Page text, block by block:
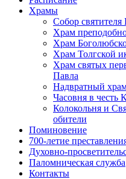
Храмы
Собор святителя
Храм
Храм
Храм Толгской
Храм святых
Павла
Надвратный
Часовня в честь
Колокольня и
обители
Поминовение
700-летие
Духовно-
Паломническая служба
Контакты